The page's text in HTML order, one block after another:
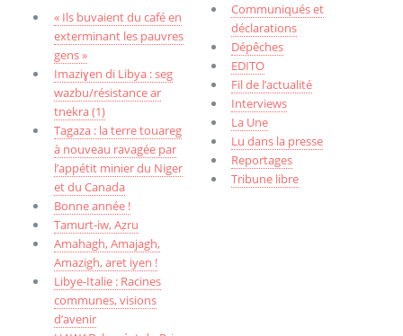
« Ils buvaient du café en
exterminant les pauvres
gens »
Imaziɣen di Libya : seg
wazbu/résistance ar
tnekra (1)
Tagaza : la terre touareg
à nouveau ravagée par
l’appétit minier du Niger
et du Canada
Bonne année !
Tamurt-iw, Aẓru
Amahagh, Amajagh,
Amazigh, aret iyen !
Libye-Italie : Racines
communes, visions
d’avenir
Communiqués et
déclarations
Dépêches
EDITO
Fil de l’actualité
Interviews
La Une
Lu dans la presse
Reportages
Tribune libre